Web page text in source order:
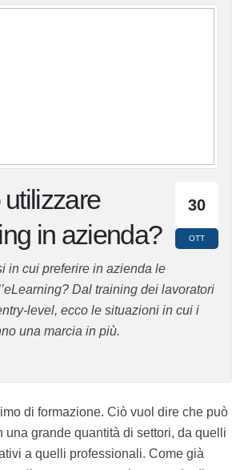
30
OTT
in
in cui preferire in azienda le
Dal training dei lavoratori
una marcia in più.
di formazione. Ciò vuol dire che